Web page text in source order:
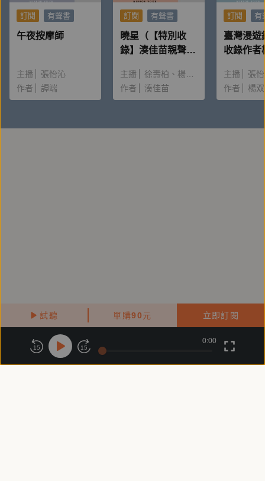
試聽 單購90元 立即訂閱
訂閱 有聲書
午夜按摩師
主播
張怡沁
作者
譚端
訂閱 有聲書
曉星（【特別收
錄】湊佳苗親聲朗
主播 徐壽柏
楊雅淳
作者
湊佳苗
訂閱 有
臺灣漫遊
收錄作者
主播
張
作者
楊
關於鏡好聽
商務合作 付費條款 會員條款
15 15
0:00